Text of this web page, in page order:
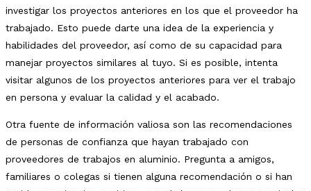
investigar los proyectos anteriores en los que el proveedor ha
trabajado. Esto puede darte una idea de la experiencia y
habilidades del proveedor, así como de su capacidad para
manejar proyectos similares al tuyo. Si es posible, intenta
visitar algunos de los proyectos anteriores para ver el trabajo
en persona y evaluar la calidad y el acabado.
Otra fuente de información valiosa son las recomendaciones
de personas de confianza que hayan trabajado con
proveedores de trabajos en aluminio. Pregunta a amigos,
familiares o colegas si tienen alguna recomendación o si han